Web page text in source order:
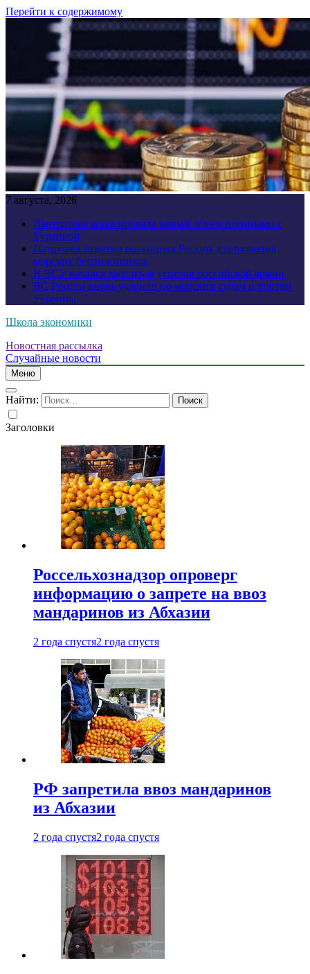
Перейти к содержимому
7 августа, 2026
Лантратова анонсировала новый обмен пленными с
Украиной
Патрушев отметил потенциал России для развития
морских беспилотников
В ВСУ начался хаос из-за успехов российской армии
ВС России вновь ударили по морским судам и портам
Украины
Школа экономики
Новостная рассылка
Случайные новости
Меню
Найти:
Заголовки
Россельхознадзор опроверг
информацию о запрете на ввоз
мандаринов из Абхазии
2 года спустя2 года спустя
РФ запретила ввоз мандаринов
из Абхазии
2 года спустя2 года спустя